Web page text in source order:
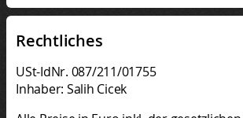
Rechtliches
USt-IdNr. 087/211/01755
Inhaber: Salih Cicek